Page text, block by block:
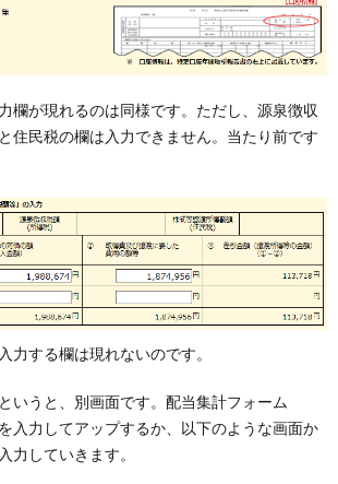
欄が現れるのは同様です。ただし、源泉徴収
住民税の欄は入力できません。当たり前です
力する欄は現れないのです。
いうと、別画面です。配当集計フォーム
を入力してアップするか、以下のような画面か
力していきます。